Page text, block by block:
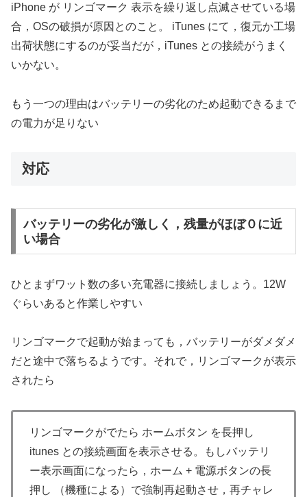
iPhone が リンゴマーク 表示を繰り返し点滅させている場
合，OSの破損が原因とのこと。 iTunes にて，復元か工場
出荷状態にするのが妥当だが，iTunes との接続がうまく
いかない。
もう一つの理由はバッテリーの劣化のため起動できるまで
の電力が足りない
対応
バッテリーの劣化が激しく，残量がほぼ０に近
い場合
ひとまずワット数の多い充電器に接続しましょう。12W
ぐらいあると作業しやすい
リンゴマークで起動が始まっても，バッテリーがダメダメ
だと途中で落ちるようです。それで，リンゴマークが表示
されたら
リンゴマークがでたら ホームボタン を長押し
itunes との接続画面を表示させる。もしバッテリ
ー表示画面になったら，ホーム + 電源ボタンの長
押し （機種による）で強制再起動させ，再チャレ